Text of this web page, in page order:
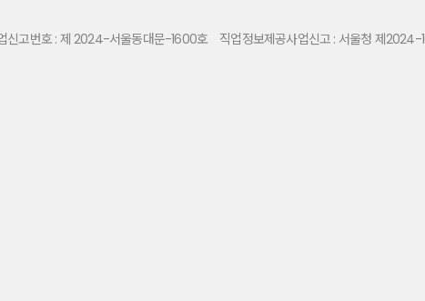
신고번호 : 제 2024-서울동대문-1600호 직업정보제공사업신고 : 서울청 제2024-